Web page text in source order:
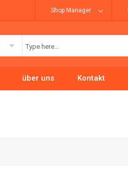
Shop Manager
über uns Kontakt